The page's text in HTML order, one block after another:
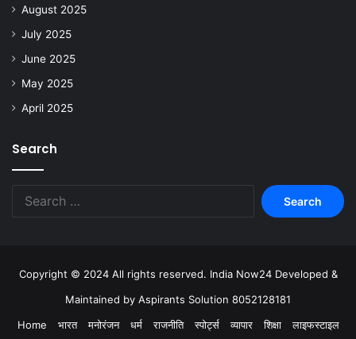
August 2025
July 2025
June 2025
May 2025
April 2025
Search
Copyright © 2024 All rights reserved. India Now24 Developed &
Maintained by Aspirants Solution 8052128181
Home
भारत मनोरंजन धर्म राजनीति स्पोर्ट्स व्यापार शिक्षा लाइफस्टाइल